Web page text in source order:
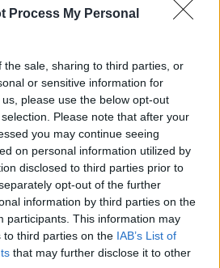
Process My Personal
the sale, sharing to third parties, or
or sensitive information for
please use the below opt-out
Please note that after your
you may continue seeing
on personal information utilized by
disclosed to third parties prior to
opt-out of the further
information by third parties on the
participants. This information may
to third parties on the IAB’s List of
that may further disclose it to other
πηγές και το γεγονός
Προστασίας, αναλαμβάνει
ήταν πρόσωπο – κλειδί στην
της Πολιτικής Προστασίας, τα
Αγροτικής Ανάπτυξης